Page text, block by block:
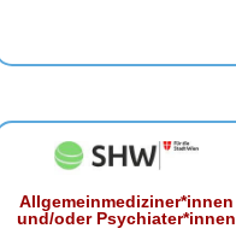
Allgemeinmediziner*innen
und/oder Psychiater*innen